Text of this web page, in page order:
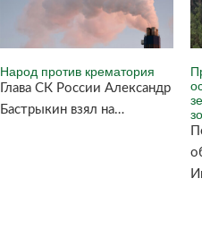
Народ против крематория
Глава СК России Александр
Бастрыкин взял на…